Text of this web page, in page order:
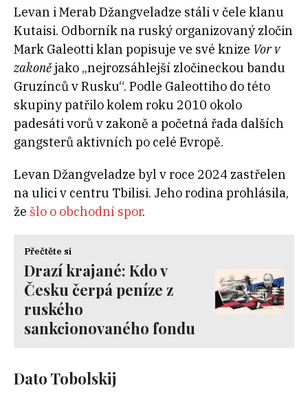
Levan i Merab Džangveladze stáli v čele klanu
Kutaisi. Odborník na ruský organizovaný zločin
Mark Galeotti klan popisuje ve své knize Vor v
zakonějako „nejrozsáhlejší zločineckou bandu
Gruzínců v Rusku“. Podle Galeottiho do této
skupiny patřilo kolem roku 2010 okolo
padesáti vorů v zakoně a početná řada dalších
gangsterů aktivních po celé Evropě.
Levan Džangveladze byl v roce 2024 zastřelen
na ulici v centru Tbilisi. Jeho rodina prohlásila,
že šlo o obchodní spor.
Přečtěte si
Drazí krajané: Kdo v
Česku čerpá peníze z
ruského
sankcionovaného fondu
Dato Tobolskij